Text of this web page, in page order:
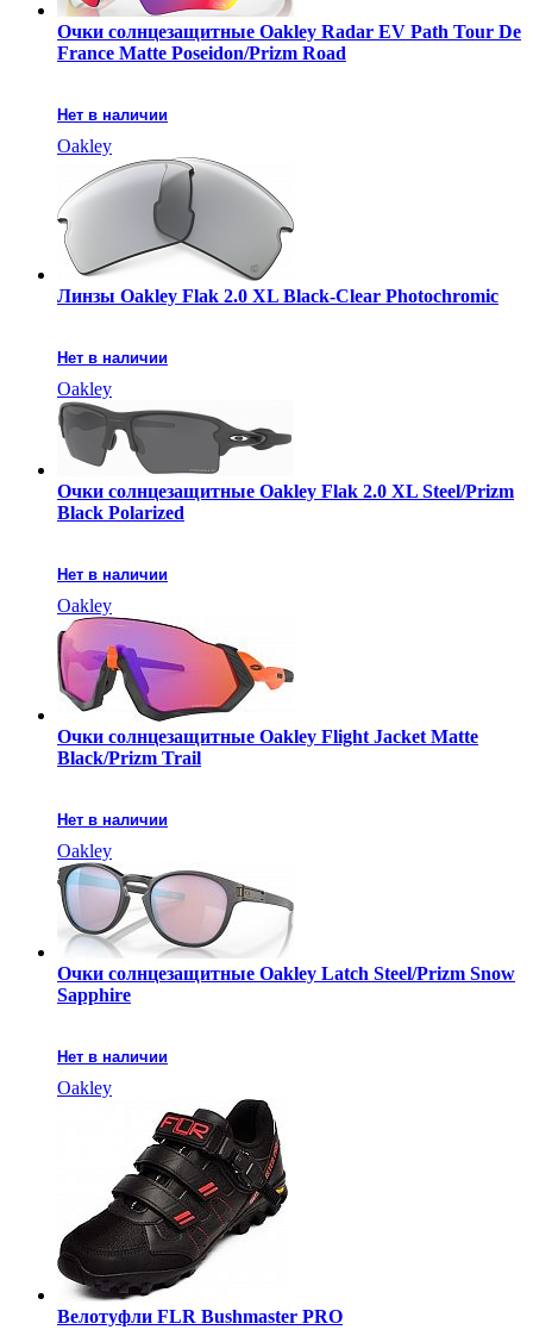
Очки солнцезащитные Oakley Radar EV Path Tour De
France Matte Poseidon/Prizm Road
Нет в наличии
Oakley
Линзы Oakley Flak 2.0 XL Black-Clear Photochromic
Нет в наличии
Oakley
Очки солнцезащитные Oakley Flak 2.0 XL Steel/Prizm
Black Polarized
Нет в наличии
Oakley
Очки солнцезащитные Oakley Flight Jacket Matte
Black/Prizm Trail
Нет в наличии
Oakley
Очки солнцезащитные Oakley Latch Steel/Prizm Snow
Sapphire
Нет в наличии
Oakley
Велотуфли FLR Bushmaster PRO